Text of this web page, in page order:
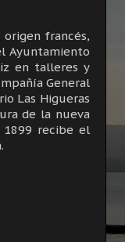
origen francés,
Ayuntamiento
en talleres y
General
Las Higueras
de la nueva
recibe el